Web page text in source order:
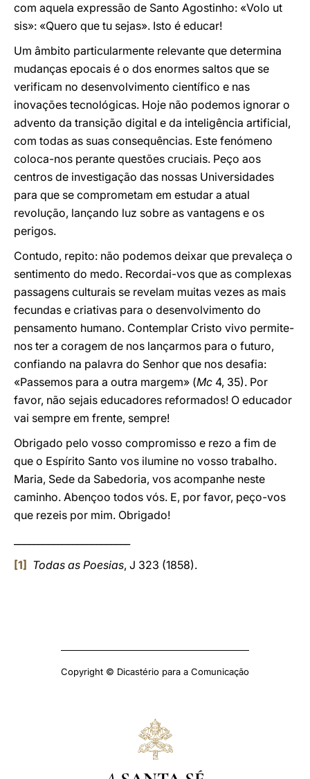
com aquela expressão de Santo Agostinho: «Volo ut
sis»: «Quero que tu sejas». Isto é educar!
Um âmbito particularmente relevante que determina
mudanças epocais é o dos enormes saltos que se
verificam no desenvolvimento científico e nas
inovações tecnológicas. Hoje não podemos ignorar o
advento da transição digital e da inteligência artificial,
com todas as suas consequências. Este fenómeno
coloca-nos perante questões cruciais. Peço aos
centros de investigação das nossas Universidades
para que se comprometam em estudar a atual
revolução, lançando luz sobre as vantagens e os
perigos.
Contudo, repito: não podemos deixar que prevaleça o
sentimento do medo. Recordai-vos que as complexas
passagens culturais se revelam muitas vezes as mais
fecundas e criativas para o desenvolvimento do
pensamento humano. Contemplar Cristo vivo permite-
nos ter a coragem de nos lançarmos para o futuro,
confiando na palavra do Senhor que nos desafia:
«Passemos para a outra margem» (Mc 4, 35). Por
favor, não sejais educadores reformados! O educador
vai sempre em frente, sempre!
Obrigado pelo vosso compromisso e rezo a fim de
que o Espírito Santo vos ilumine no vosso trabalho.
Maria, Sede da Sabedoria, vos acompanhe neste
caminho. Abençoo todos vós. E, por favor, peço-vos
que rezeis por mim. Obrigado!
[1] Todas as Poesias, J 323 (1858).
Copyright © Dicastério para a Comunicação